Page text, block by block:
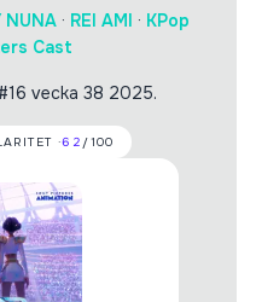
NUNA · REI AMI · KPop
Cast
vecka 38 2025.
·62 /100